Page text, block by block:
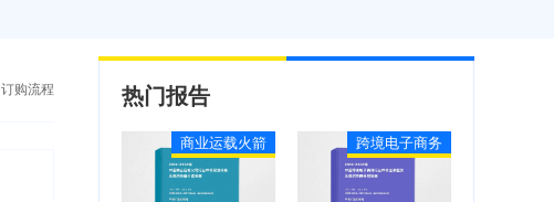
订购流程 热门报告
商业运载火箭 跨境电子商务